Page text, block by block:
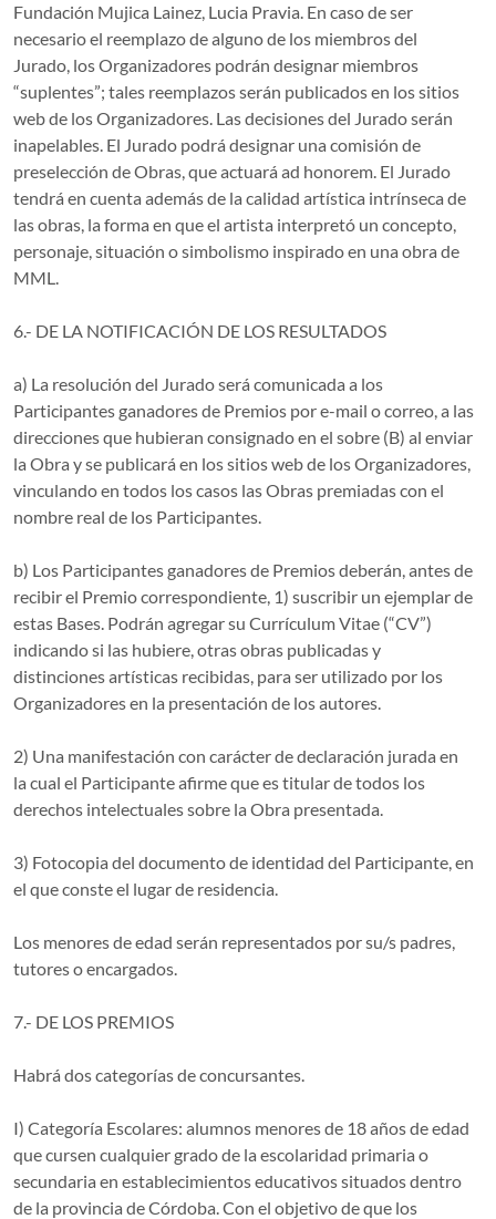
Fundación Mujica Lainez, Lucia Pravia. En caso de ser
necesario el reemplazo de alguno de los miembros del
Jurado, los Organizadores podrán designar miembros
“suplentes”; tales reemplazos serán publicados en los sitios
web de los Organizadores. Las decisiones del Jurado serán
inapelables. El Jurado podrá designar una comisión de
preselección de Obras, que actuará ad honorem. El Jurado
tendrá en cuenta además de la calidad artística intrínseca de
las obras, la forma en que el artista interpretó un concepto,
personaje, situación o simbolismo inspirado en una obra de
MML.
6.- DE LA NOTIFICACIÓN DE LOS RESULTADOS
a) La resolución del Jurado será comunicada a los
Participantes ganadores de Premios por e-mail o correo, a las
direcciones que hubieran consignado en el sobre (B) al enviar
la Obra y se publicará en los sitios web de los Organizadores,
vinculando en todos los casos las Obras premiadas con el
nombre real de los Participantes.
b) Los Participantes ganadores de Premios deberán, antes de
recibir el Premio correspondiente, 1) suscribir un ejemplar de
estas Bases. Podrán agregar su Currículum Vitae (“CV”)
indicando si las hubiere, otras obras publicadas y
distinciones artísticas recibidas, para ser utilizado por los
Organizadores en la presentación de los autores.
2) Una manifestación con carácter de declaración jurada en
la cual el Participante afirme que es titular de todos los
derechos intelectuales sobre la Obra presentada.
3) Fotocopia del documento de identidad del Participante, en
el que conste el lugar de residencia.
Los menores de edad serán representados por su/s padres,
tutores o encargados.
7.- DE LOS PREMIOS
Habrá dos categorías de concursantes.
I) Categoría Escolares: alumnos menores de 18 años de edad
que cursen cualquier grado de la escolaridad primaria o
secundaria en establecimientos educativos situados dentro
de la provincia de Córdoba. Con el objetivo de que los